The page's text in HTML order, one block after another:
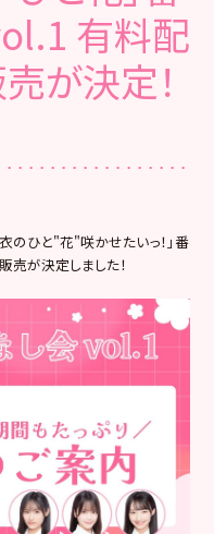
有料配
が決定！
ひと"花"咲かせたいっ！」番
売が決定しました！